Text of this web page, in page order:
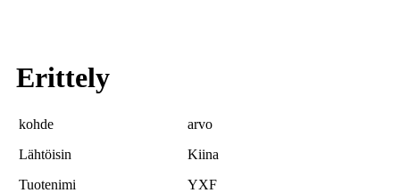
Erittely
kohde
arvo
Lähtöisin
Kiina
Tuotenimi
YXF